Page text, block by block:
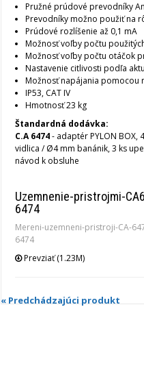
Pružné prúdové prevodníky
Prevodníky možno použiť na
Prúdové rozlíšenie až 0,1 mA
Možnosť voľby počtu
Možnosť voľby počtu otáčok
Nastavenie citlivosti podľa
Možnosť napájania pomocou
IP53, CAT IV
Hmotnosť 23 kg
Štandardná dodávka:
C.A 6474- adaptér PYLON BOX,
vidlica / Ø4 mm banánik, 3 ks
návod k obsluhe
Uzemnenie-pristrojmi-
6474
Mereni-uzemneni-pristroji-CA-
6474
Prevziať (1.23M)
« Predchádzajúci produkt